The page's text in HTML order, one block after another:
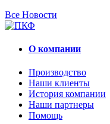
Все Новости
О компании
Производство
Наши клиенты
История компании
Наши партнеры
Помощь